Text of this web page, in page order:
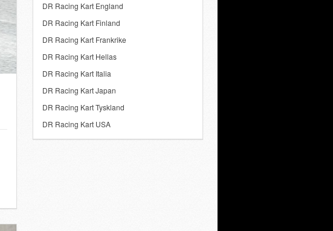
DR Racing Kart England
DR Racing Kart Finland
DR Racing Kart Frankrike
DR Racing Kart Hellas
DR Racing Kart Italia
DR Racing Kart Japan
DR Racing Kart Tyskland
DR Racing Kart USA